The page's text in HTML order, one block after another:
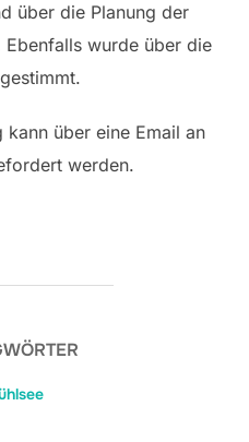
über die Planung der
wurde über die
über eine Email an
werden.